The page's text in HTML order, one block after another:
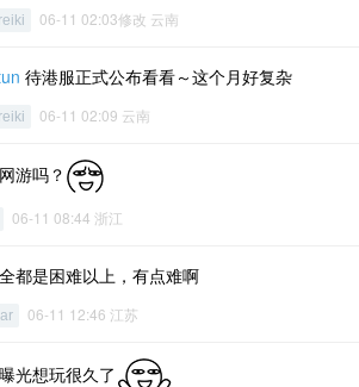
06-11 02:03修改 云南
待港服正式公布看看～这个月好复杂
06-11 02:09 云南
游吗？
06-11 08:44 浙江
都是困难以上，有点难啊
06-11 12:46 江苏
光想玩很久了